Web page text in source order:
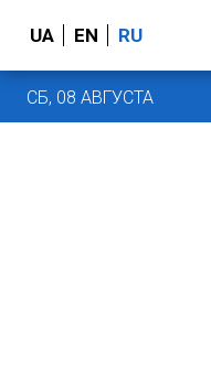
UA EN RU
СБ, 08 АВГУСТА